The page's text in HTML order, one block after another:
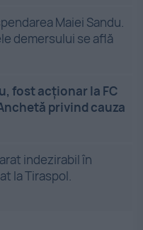
Maiei Sandu.
demersului se află
fost acționar la FC
privind cauza
indezirabil în
la Tiraspol.